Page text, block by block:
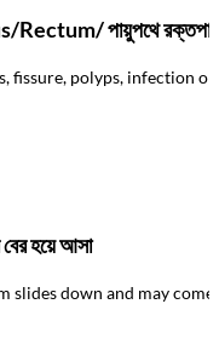
পায়ুপথে রক্তপাত /
fissure, polyps, infection
হয়ে আসা
slides down and may